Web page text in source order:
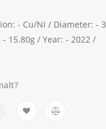
- Cu/Ni / Diameter: -
- 15.80g / Year: - 2022 /